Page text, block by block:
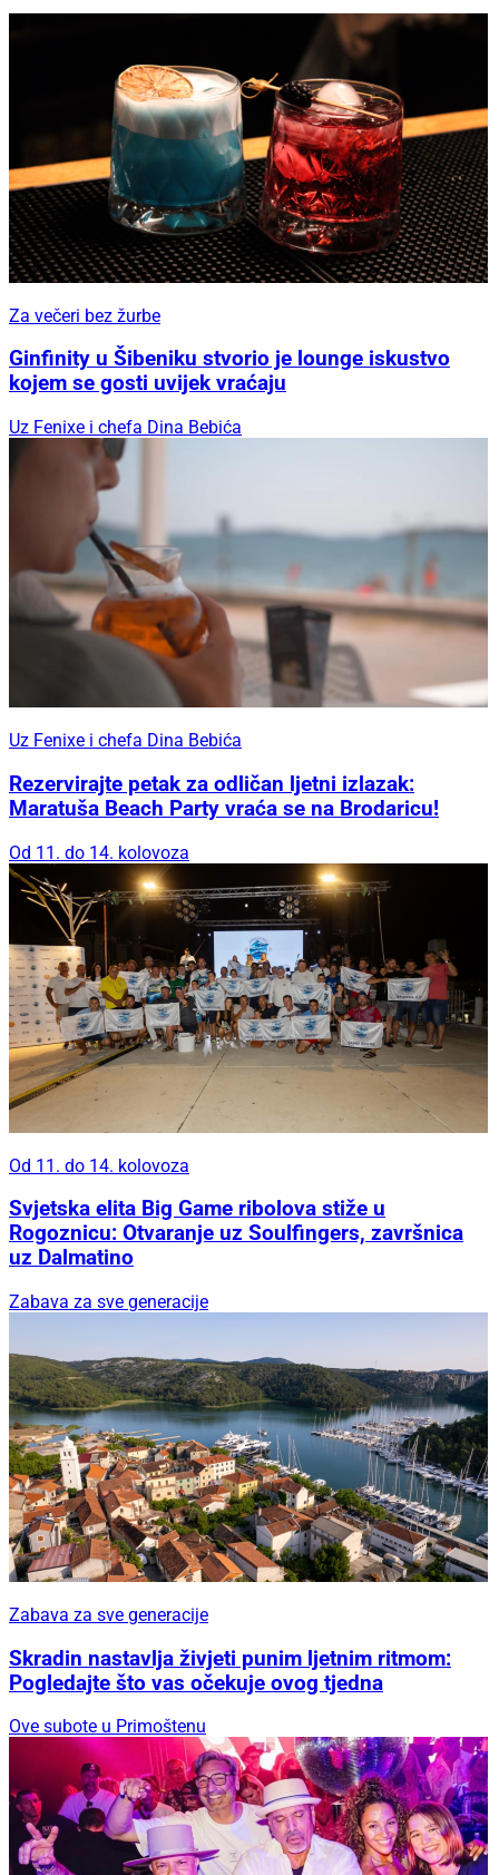
Za večeri bez žurbe
Ginfinity u Šibeniku stvorio je lounge iskustvo
kojem se gosti uvijek vraćaju
Uz Fenixe i chefa Dina Bebića
Uz Fenixe i chefa Dina Bebića
Rezervirajte petak za odličan ljetni izlazak:
Maratuša Beach Party vraća se na Brodaricu!
Od 11. do 14. kolovoza
Od 11. do 14. kolovoza
Svjetska elita Big Game ribolova stiže u
Rogoznicu: Otvaranje uz Soulfingers, završnica
uz Dalmatino
Zabava za sve generacije
Zabava za sve generacije
Skradin nastavlja živjeti punim ljetnim ritmom:
Pogledajte što vas očekuje ovog tjedna
Ove subote u Primoštenu